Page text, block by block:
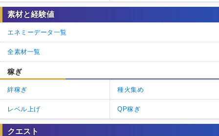
素材と経験値
エネミーデータ一覧
全素材一覧
稼ぎ
絆稼ぎ 種火集め
レベル上げ QP稼ぎ
クエスト